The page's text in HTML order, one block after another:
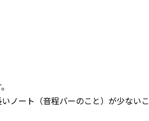
ノート（音程バーのこと）が少ないこ